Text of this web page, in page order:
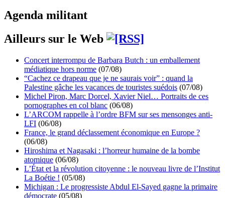
Agenda militant
Ailleurs sur le Web
Concert interrompu de Barbara Butch : un emballement
médiatique hors norme (07/08)
“Cachez ce drapeau que je ne saurais voir” : quand la
Palestine gâche les vacances de touristes suédois (07/08)
Michel Piron, Marc Dorcel, Xavier Niel… Portraits de ces
pornographes en col blanc (06/08)
L’ARCOM rappelle à l’ordre BFM sur ses mensonges anti-
LFI (06/08)
France, le grand déclassement économique en Europe ?
(06/08)
Hiroshima et Nagasaki : l’horreur humaine de la bombe
atomique (06/08)
L’État et la révolution citoyenne : le nouveau livre de l’Institut
La Boétie ! (05/08)
Michigan : Le progressiste Abdul El-Sayed gagne la primaire
démocrate (05/08)